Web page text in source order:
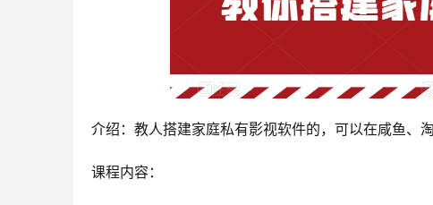
介绍：教人搭建家庭私有影视软件的，可以在咸鱼、
课程内容：